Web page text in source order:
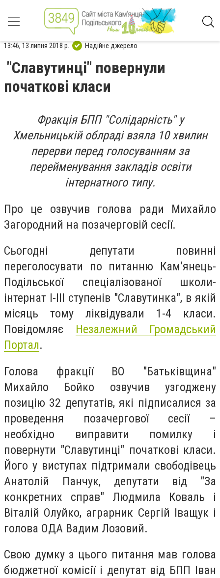
13:46, 13 липня 2018 р. Надійне джерело
"Славутинці" повернули
початкові класи
Фракція БПП "Солідарність" у
Хмельницькій облраді взяла 10 хвилин
перерви перед голосуванням за
перейменування закладів освіти
інтернатного типу.
Про це озвучив голова ради Михайло
Загородний на позачерговій сесії.
Сьогодні депутати повинні
переголосувати по питанню Кам’янець-
Подільської спеціалізованої школи-
інтернат І-ІІІ ступенів "Славутинка", в якій
місяць тому ліквідували 1-4 класи.
Повідомляє Незалежний Громадський
Портал.
Голова фракції ВО "Батьківщина"
Михайло Бойко озвучив узгоджену
позицію 32 депутатів, які підписалися за
проведення позачергової сесії –
необхідно виправити помилку і
повернути "Славутинці" початкові класи.
Його у виступах підтримали свободівець
Анатолій Панчук, депутати від "За
конкретних справ" Людмила Коваль і
Віталій Олуйко, аграрник Сергій Іващук і
голова ОДА Вадим Лозовий.
Свою думку з цього питання мав голова
бюджетної комісії і депутат від БПП Іван